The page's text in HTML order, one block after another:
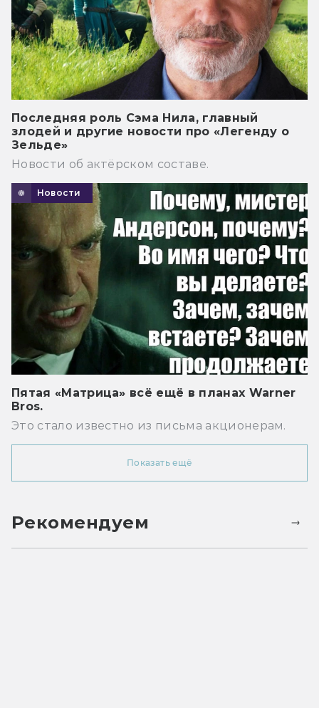
Последняя роль Сэма Нила, главный
злодей и другие новости про «Легенду о
Зельде»
Новости об актёрском составе.
Новости
Пятая «Матрица» всё ещё в планах Warner
Bros.
Это стало известно из письма акционерам.
Показать ещё
Рекомендуем